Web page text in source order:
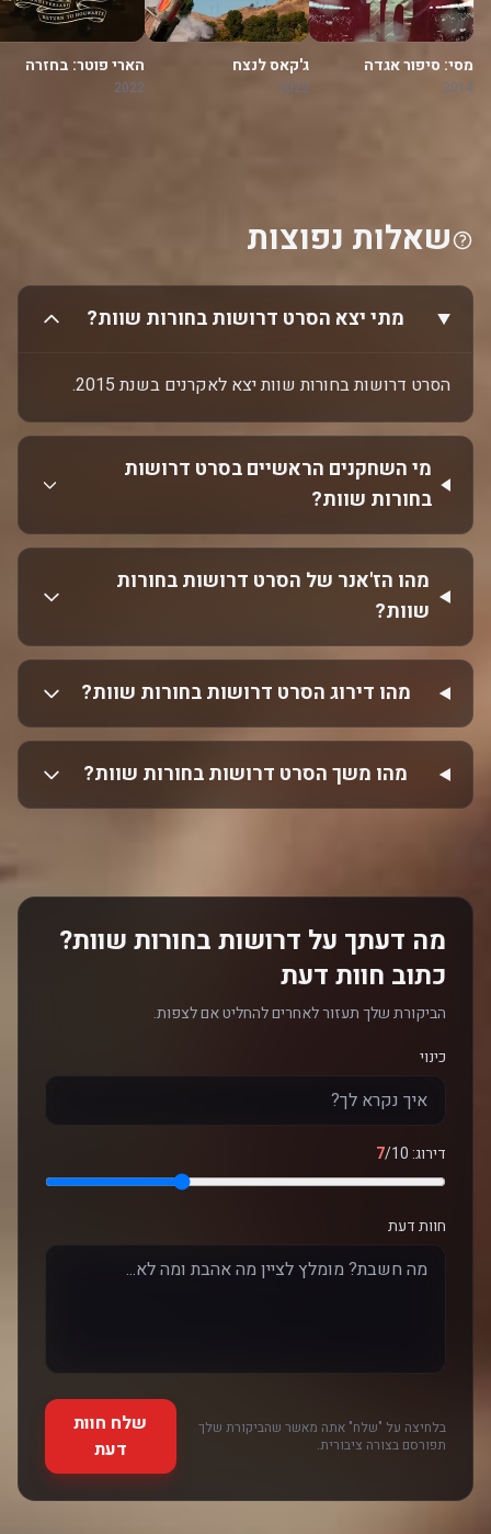
מסי: סיפור אגדה
2014
ג'קאס לנצח
2022
הארי פוטר: בחזרה
להוגוורטס
2022
שאלות נפוצות
מתי יצא הסרט דרושות בחורות שוות‎?
הסרט דרושות בחורות שוות‎ יצא לאקרנים בשנת 2015.
מי השחקנים הראשיים בסרט דרושות
בחורות שוות‎?
מהו הז'אנר של הסרט דרושות בחורות
שוות‎?
מהו דירוג הסרט דרושות בחורות שוות‎?
מהו משך הסרט דרושות בחורות שוות‎?
מה דעתך על דרושות בחורות שוות‎?
כתוב חוות דעת
הביקורת שלך תעזור לאחרים להחליט אם לצפות.
כינוי
דירוג: 7/10
חוות דעת
בלחיצה על "שלח" אתה מאשר שהביקורת שלך
תפורסם בצורה ציבורית.
שלח חוות
דעת